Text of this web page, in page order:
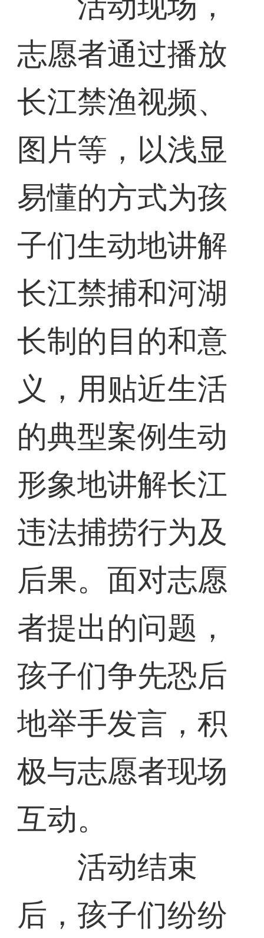
志愿者通过播放
长江禁渔视频、
图片等，以浅显
易懂的方式为孩
子们生动地讲解
长江禁捕和河湖
长制的目的和意
义，用贴近生活
的典型案例生动
形象地讲解长江
违法捕捞行为及
后果。面对志愿
者提出的问题，
孩子们争先恐后
地举手发言，积
极与志愿者现场
互动。
活动结束
后，孩子们纷纷